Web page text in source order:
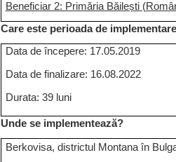
Beneficiar 2: Primăria Băilești
Care este perioada de
Data de începere: 17.05.2019
Data de finalizare: 16.08.2022
Durata: 39 luni
Unde se implementează?
Berkovisa, districtul Montana în